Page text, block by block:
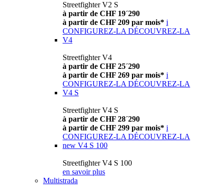
Streetfighter V2 S
à partir de CHF 19´290
à partir de CHF 209 par mois* i
CONFIGUREZ-LA DÉCOUVREZ-LA
V4
Streetfighter V4
à partir de CHF 25´290
à partir de CHF 269 par mois* i
CONFIGUREZ-LA DÉCOUVREZ-LA
V4 S
Streetfighter V4 S
à partir de CHF 28´290
à partir de CHF 299 par mois* i
CONFIGUREZ-LA DÉCOUVREZ-LA
new V4 S 100
Streetfighter V4 S 100
en savoir plus
Multistrada